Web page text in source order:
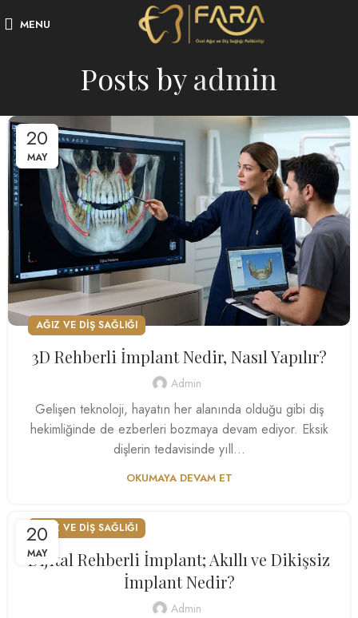
MENU
Posts byadmin
20
MAY
AĞIZ VE DIŞ SAĞLIĞI
3D Rehberli İmplant Nedir, Nasıl Yapılır?
Admin
Gelişen teknoloji, hayatın her alanında olduğu gibi diş
hekimliğinde de ezberleri bozmaya devam ediyor. Eksik
dişlerin tedavisinde yıll...
OKUMAYA DEVAM ET
20
MAY
AĞIZ VE DIŞ SAĞLIĞI
Dijital Rehberli İmplant; Akıllı ve Dikişsiz
İmplant Nedir?
Admin